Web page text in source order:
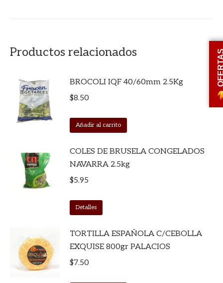
Productos relacionados
BROCOLI IQF 40/60mm 2.5Kg
$8.50
Añadir al carrito
COLES DE BRUSELA CONGELADOS
NAVARRA 2.5kg
$5.95
Detalles
TORTILLA ESPAÑOLA C/CEBOLLA
EXQUISE 800gr PALACIOS
$7.50